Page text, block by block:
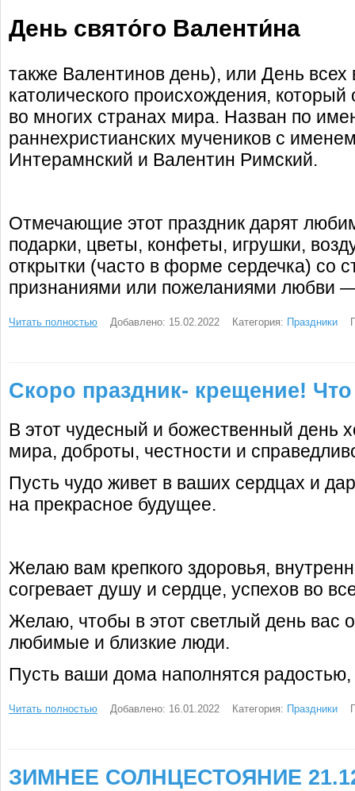
День свято́го Валенти́на
также Валентинов день), или День
католического происхождения,
во многих странах мира. Назван по
раннехристианских мучеников с
Интерамнский и Валентин Римский.
Отмечающие этот праздник дарят
подарки, цветы, конфеты, игрушки,
открытки (часто в форме сердечка) со
признаниями или пожеланиями любви
Читать полностью Добавлено: 15.02.2022 Категория: Праздники
Скоро праздник- крещение!
В этот чудесный и божественный день
мира, доброты, честности и
Пусть чудо живет в ваших сердцах и
на прекрасное будущее.
Желаю вам крепкого здоровья,
согревает душу и сердце, успехов во
Желаю, чтобы в этот светлый день вас
любимые и близкие люди.
Пусть ваши дома наполнятся
Читать полностью Добавлено: 16.01.2022 Категория: Праздники
ЗИМНЕЕ СОЛНЦЕСТОЯНИЕ